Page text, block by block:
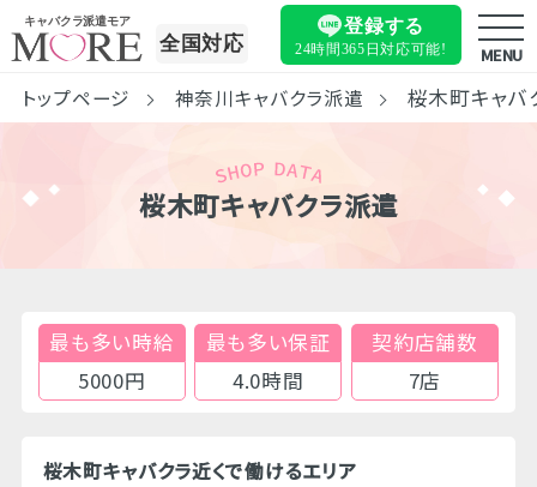
キャバクラ派遣モア
全国対応
登録する
24時間365日対応可能! MENU
トップページ 神奈川キャバクラ派遣 桜木町キャバ
桜木町キャバクラ派遣
最も多い時給
5000円
最も多い保証
4.0時間
契約店舗数
7店
桜木町キャバクラ近くで働けるエリア